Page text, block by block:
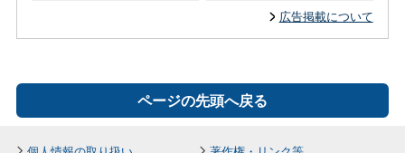
広告掲載について
ページの先頭へ戻る